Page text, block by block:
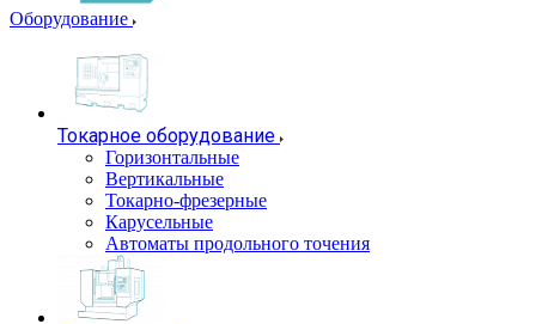
Оборудование
Токарное оборудование
Горизонтальные
Вертикальные
Токарно-фрезерные
Карусельные
Автоматы продольного точения